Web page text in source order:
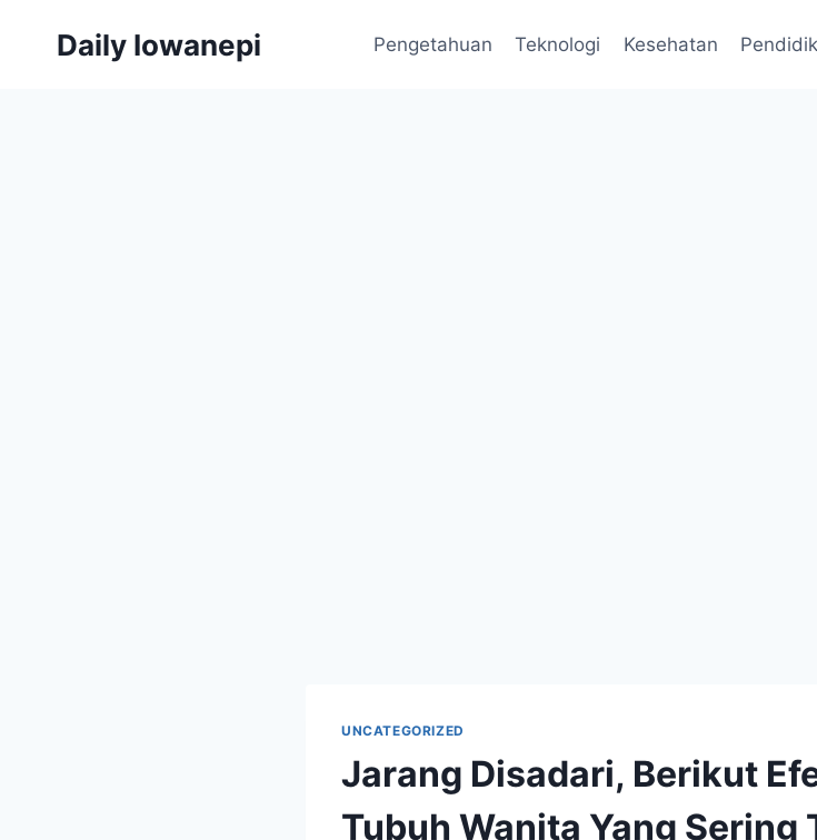
Daily Iowanepi Pengetahuan Teknologi Kesehatan
UNCATEGORIZED
Jarang Disadari, Berikut
Tubuh Wanita Yang Sering